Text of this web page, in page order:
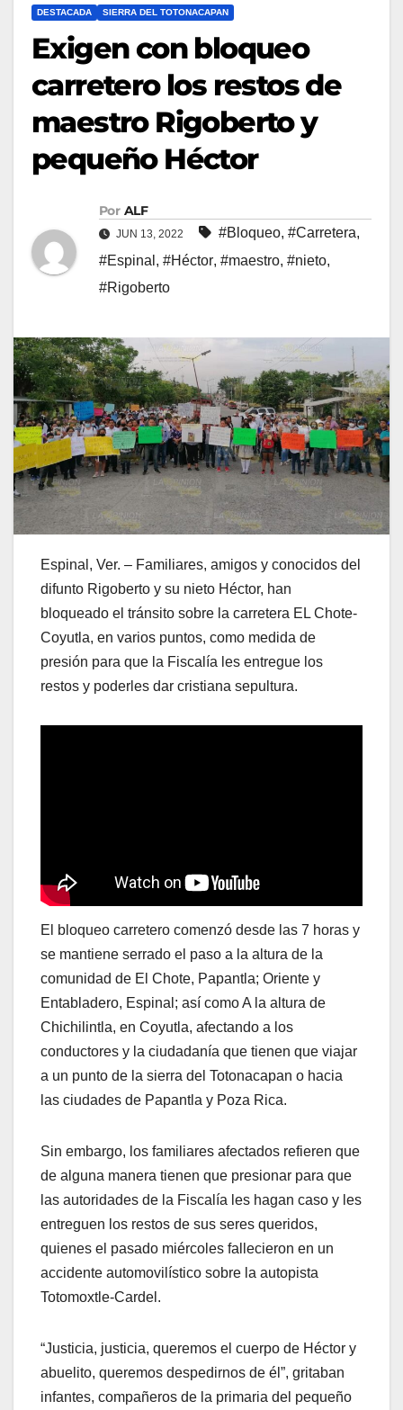
DESTACADA SIERRA DEL TOTONACAPAN
Exigen con bloqueo
carretero los restos de
maestro Rigoberto y
pequeño Héctor
Por ALF
JUN 13, 2022 #Bloqueo, #Carretera,
#Espinal , #Héctor, #maestro, #nieto,
#Rigoberto
Espinal, Ver. – Familiares, amigos y conocidos del
difunto Rigoberto y su nieto Héctor, han
bloqueado el tránsito sobre la carretera EL Chote-
Coyutla, en varios puntos, como medida de
presión para que la Fiscalía les entregue los
restos y poderles dar cristiana sepultura.
El bloqueo carretero comenzó desde las 7 horas y
se mantiene serrado el paso a la altura de la
comunidad de El Chote, Papantla; Oriente y
Entabladero, Espinal; así como A la altura de
Chichilintla, en Coyutla, afectando a los
conductores y la ciudadanía que tienen que viajar
a un punto de la sierra del Totonacapan o hacia
las ciudades de Papantla y Poza Rica.
Sin embargo, los familiares afectados refieren que
de alguna manera tienen que presionar para que
las autoridades de la Fiscalía les hagan caso y les
entreguen los restos de sus seres queridos,
quienes el pasado miércoles fallecieron en un
accidente automovilístico sobre la autopista
Totomoxtle-Cardel.
“Justicia, justicia, queremos el cuerpo de Héctor y
abuelito, queremos despedirnos de él”, gritaban
infantes, compañeros de la primaria del pequeño